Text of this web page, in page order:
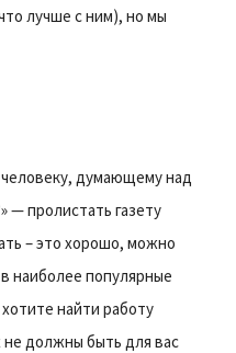
лучше с ним), но мы
думающему над
— пролистать газету
– это хорошо, можно
наиболее популярные
найти работу
не должны быть для вас